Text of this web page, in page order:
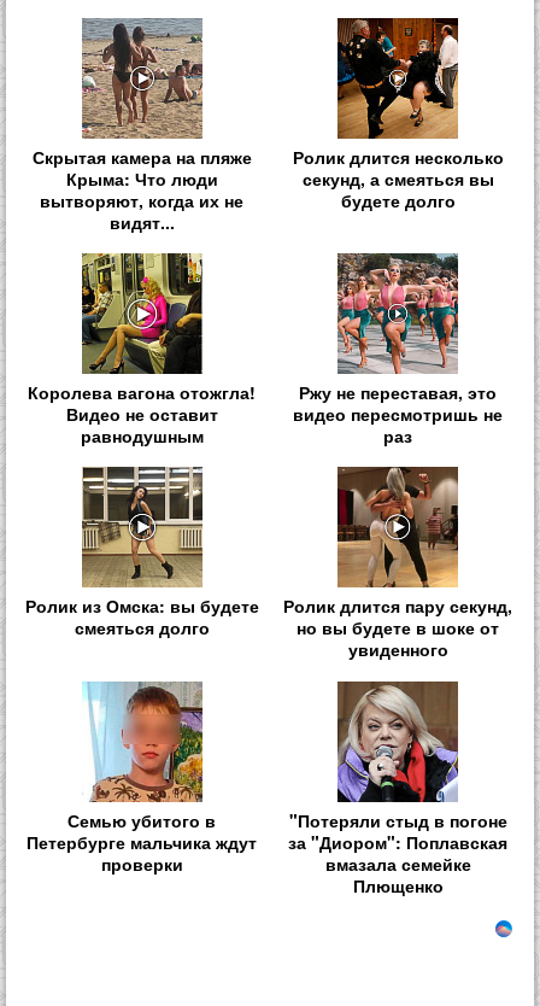
Скрытая камера на пляже
Крыма: Что люди
вытворяют, когда их не
видят...
Ролик длится несколько
секунд, а смеяться вы
будете долго
Королева вагона отожгла!
Видео не оставит
равнодушным
Ржу не переставая, это
видео пересмотришь не
раз
Ролик из Омска: вы будете
смеяться долго
Ролик длится пару секунд,
но вы будете в шоке от
увиденного
Семью убитого в
Петербурге мальчика ждут
проверки
"Потеряли стыд в погоне
за "Диором": Поплавская
вмазала семейке
Плющенко